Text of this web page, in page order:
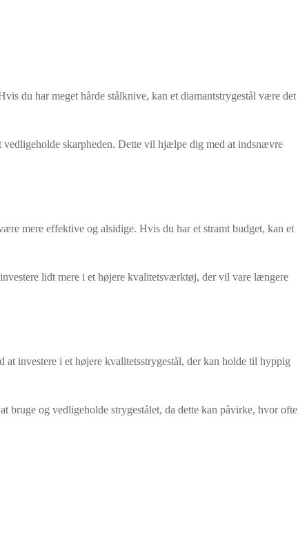
du har meget hårde stålknive, kan et diamantstrygestål være det
skarpheden. Dette vil hjælpe dig med at indsnævre
mere effektive og alsidige. Hvis du har et stramt budget, kan et
lidt mere i et højere kvalitetsværktøj, der vil vare længere
investere i et højere kvalitetsstrygestål, der kan holde til hyppig
og vedligeholde strygestålet, da dette kan påvirke, hvor ofte